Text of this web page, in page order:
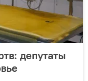
депутаты